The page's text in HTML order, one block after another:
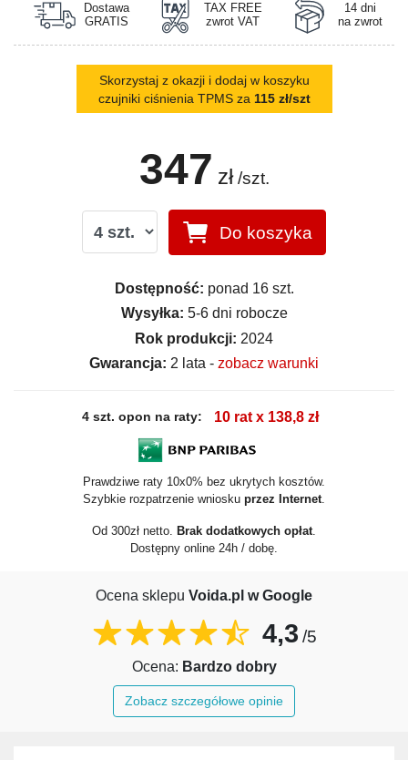
Dostawa
GRATIS
TAX FREE
zwrot VAT
14 dni
na zwrot
Skorzystaj z okazji i dodaj w koszyku
czujniki ciśnienia TPMS za 115 zł/szt
347 zł /szt.
Do koszyka
Dostępność: ponad 16 szt.
Wysyłka: 5-6 dni robocze
Rok produkcji: 2024
Gwarancja: 2 lata - zobacz warunki
4 szt. opon na raty: 10 rat x 138,8 zł
Prawdziwe raty 10x0% bez ukrytych kosztów.
Szybkie rozpatrzenie wniosku przez Internet
Od 300zł netto. Brak dodatkowych opłat
Dostępny online 24h / dobę.
Ocena sklepu Voida.pl w Google
4,3 /5
Ocena: Bardzo dobry
Zobacz szczegółowe opinie